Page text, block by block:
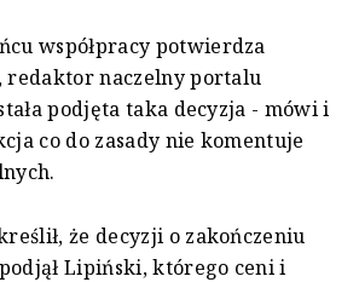
współpracy potwierdza
redaktor naczelny portalu
podjęta taka decyzja - mówi i
co do zasady nie komentuje
że decyzji o zakończeniu
Lipiński, którego ceni i